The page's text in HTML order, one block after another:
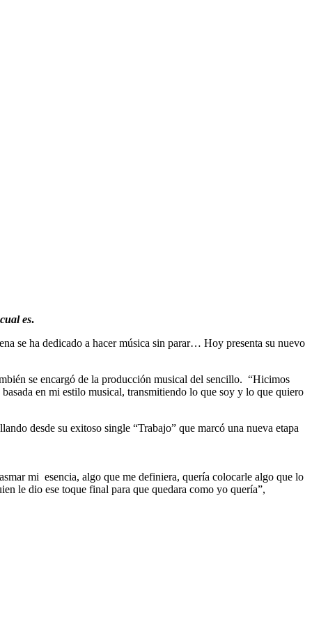
es.
se ha dedicado a hacer música sin parar… Hoy presenta su nuevo
se encargó de la producción musical del sencillo. “Hicimos
en mi estilo musical, transmitiendo lo que soy y lo que quiero
desde su exitoso single “Trabajo” que marcó una nueva etapa
mi esencia, algo que me definiera, quería colocarle algo que lo
le dio ese toque final para que quedara como yo quería”,